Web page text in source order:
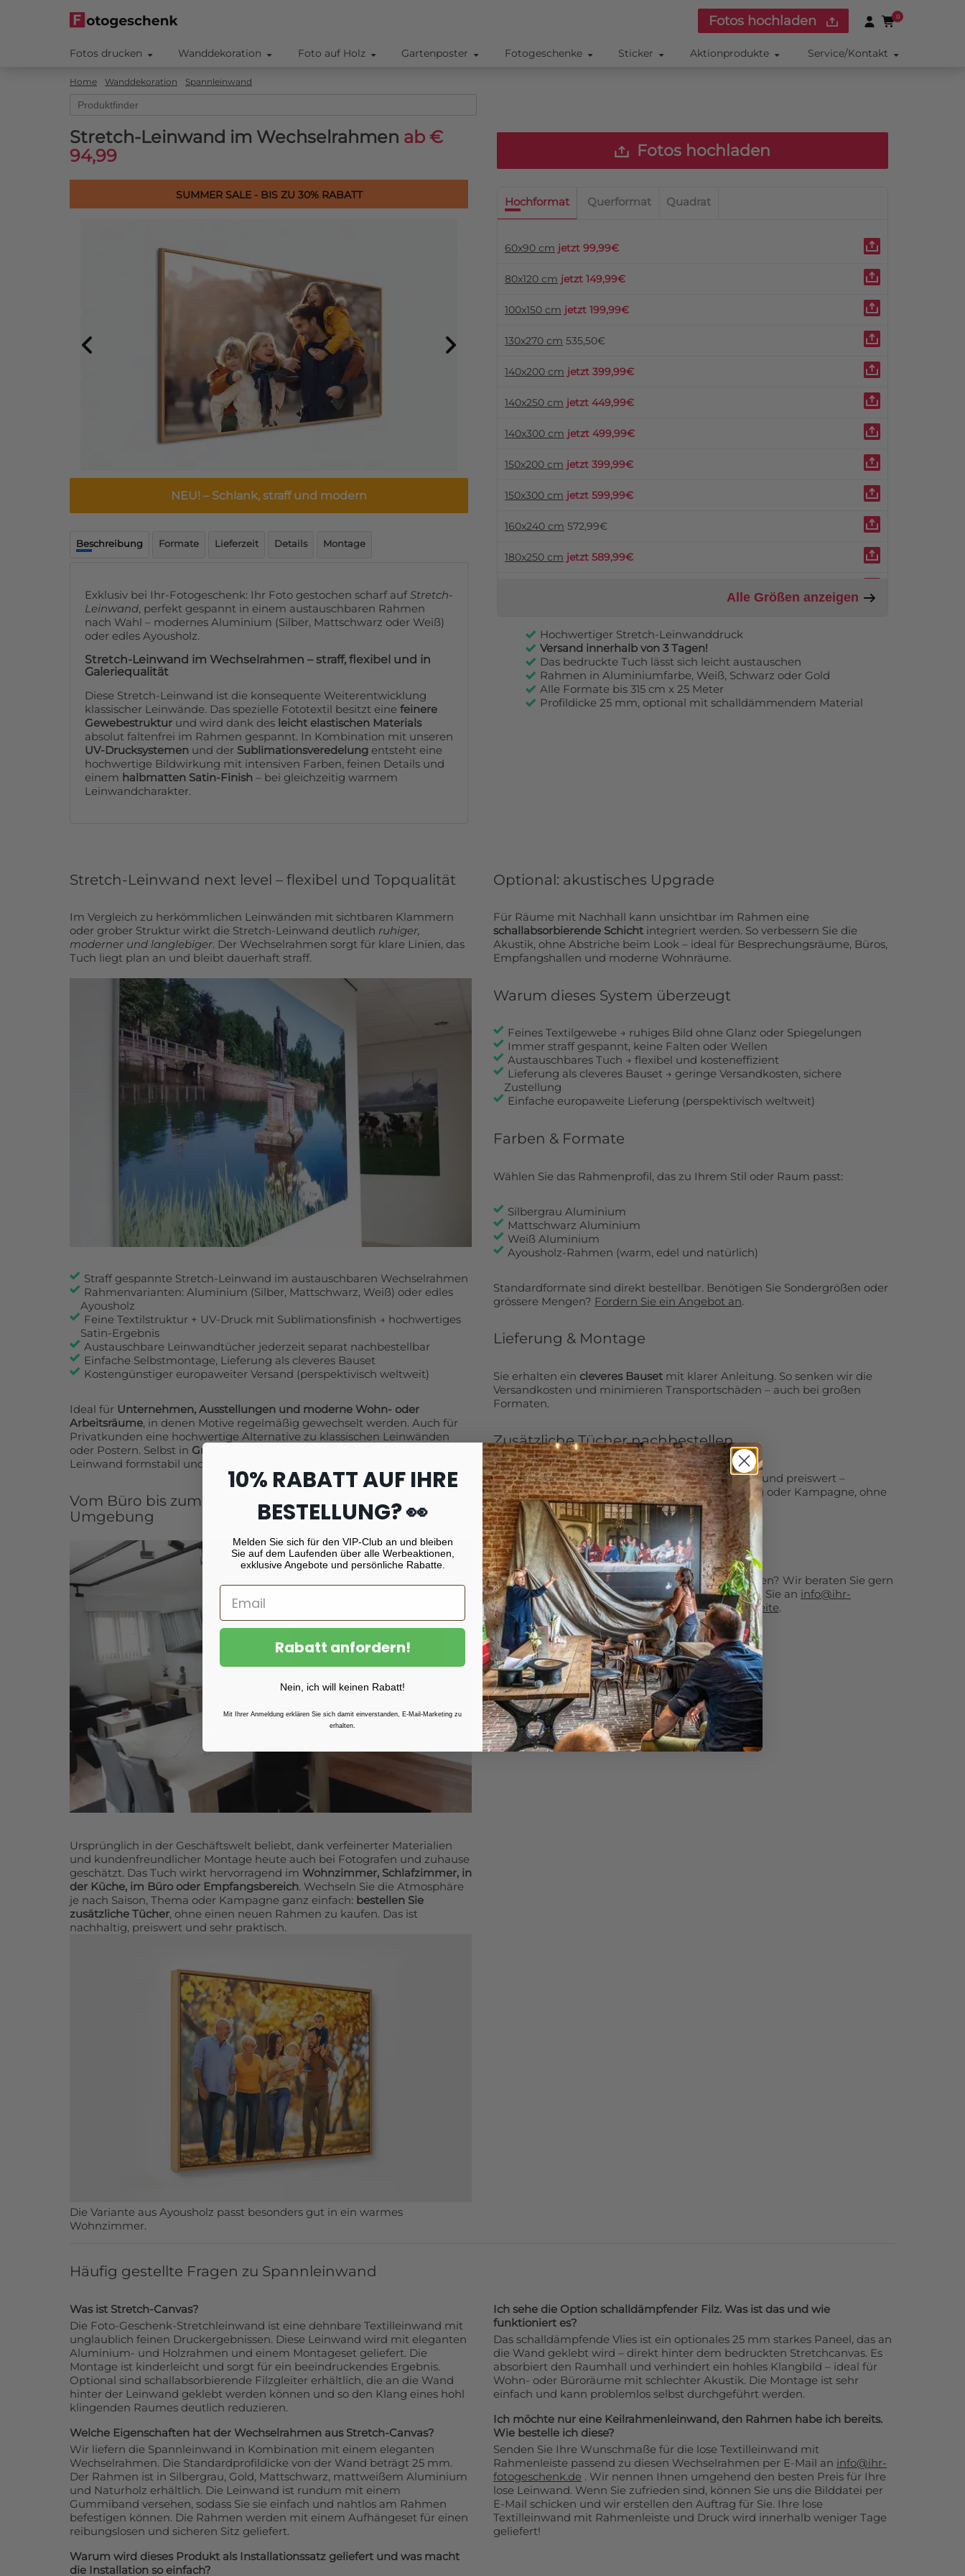
Fotos hochladen 0
Fotos drucken Wanddekoration Foto auf Holz Gartenposter Fotogeschenke Sticker Aktionprodukte Service/Kontakt
Home Wanddekoration Spannleinwand
Stretch-Leinwand im Wechselrahmen ab €
94,99
SUMMER SALE - BIS ZU 30% RABATT
NEU! – Schlank, straff und modern
Beschreibung Formate Lieferzeit Details Montage
Exklusiv bei Ihr-Fotogeschenk: Ihr Foto gestochen scharf aufStretch-
Leinwand, perfekt gespannt in einem austauschbaren Rahmen
nach Wahl – modernes Aluminium (Silber, Mattschwarz oder Weiß)
oder edles Ayousholz.
Stretch-Leinwand im Wechselrahmen – straff, flexibel und in
Galeriequalität
Diese Stretch-Leinwand ist die konsequente Weiterentwicklung
klassischer Leinwände. Das spezielle Fototextil besitzt eine feinere
Gewebestruktur und wird dank des leicht elastischen Materials
absolut faltenfrei im Rahmen gespannt. In Kombination mit unseren
UV-Drucksystemen und der Sublimationsveredelung entsteht eine
hochwertige Bildwirkung mit intensiven Farben, feinen Details und
einem halbmatten Satin-Finish – bei gleichzeitig warmem
Leinwandcharakter.
Fotos hochladen
Hochformat Querformat Quadrat
60x90 cm jetzt 99,99€
80x120 cm jetzt 149,99€
100x150 cm jetzt 199,99€
130x270 cm 535,50€
140x200 cm jetzt 399,99€
140x250 cm jetzt 449,99€
140x300 cm jetzt 499,99€
150x200 cm jetzt 399,99€
150x300 cm jetzt 599,99€
160x240 cm 572,99€
180x250 cm jetzt 589,99€
Alle Größen anzeigen
Hochwertiger Stretch-Leinwanddruck
Versand innerhalb von 3 Tagen!
Das bedruckte Tuch lässt sich leicht austauschen
Rahmen in Aluminiumfarbe, Weiß, Schwarz oder Gold
Alle Formate bis 315 cm x 25 Meter
Profildicke 25 mm, optional mit schalldämmendem Material
Stretch-Leinwand next level – flexibel und Topqualität
Im Vergleich zu herkömmlichen Leinwänden mit sichtbaren Klammern
oder grober Struktur wirkt die Stretch-Leinwand deutlich ruhiger,
moderner und langlebiger. Der Wechselrahmen sorgt für klare Linien, das
Tuch liegt plan an und bleibt dauerhaft straff.
Straff gespannte Stretch-Leinwand im austauschbaren Wechselrahmen
Rahmenvarianten: Aluminium (Silber, Mattschwarz, Weiß) oder edles
Ayousholz
Feine Textilstruktur + UV-Druck mit Sublimationsfinish → hochwertiges
Satin-Ergebnis
Austauschbare Leinwandtücher jederzeit separat nachbestellbar
Einfache Selbstmontage, Lieferung als cleveres Bauset
Kostengünstiger europaweiter Versand (perspektivisch weltweit)
Ideal für Unternehmen, Ausstellungen und moderne Wohn- oder
Arbeitsräume, in denen Motive regelmäßig gewechselt werden. Auch für
Privatkunden eine hochwertige Alternative zu klassischen Leinwänden
oder Postern. Selbst in Großformaten über 100×150 cm
Leinwand formstabil und perfekt gespannt.
Vom Büro bis zum Wohnzimmer – passt in jede
Umgebung
Ursprünglich in der Geschäftswelt beliebt, dank verfeinerter Materialien
und kundenfreundlicher Montage heute auch bei Fotografen und zuhause
geschätzt. Das Tuch wirkt hervorragend im Wohnzimmer, Schlafzimmer, in
der Küche, im Büro oder Empfangsbereich. Wechseln Sie die Atmosphäre
je nach Saison, Thema oder Kampagne ganz einfach: bestellen Sie
zusätzliche Tücher, ohne einen neuen Rahmen zu kaufen. Das ist
nachhaltig, preiswert und sehr praktisch.
Die Variante aus Ayousholz passt besonders gut in ein warmes
Wohnzimmer.
Optional: akustisches Upgrade
Für Räume mit Nachhall kann unsichtbar im Rahmen eine
schallabsorbierende Schicht integriert werden. So verbessern Sie die
Akustik, ohne Abstriche beim Look – ideal für Besprechungsräume, Büros,
Empfangshallen und moderne Wohnräume.
Warum dieses System überzeugt
Feines Textilgewebe → ruhiges Bild ohne Glanz oder Spiegelungen
Immer straff gespannt, keine Falten oder Wellen
Austauschbares Tuch → flexibel und kosteneffizient
Lieferung als cleveres Bauset → geringe Versandkosten, sichere
Zustellung
Einfache europaweite Lieferung (perspektivisch weltweit)
Farben & Formate
Wählen Sie das Rahmenprofil, das zu Ihrem Stil oder Raum passt:
Silbergrau Aluminium
Mattschwarz Aluminium
Weiß Aluminium
Ayousholz-Rahmen (warm, edel und natürlich)
Standardformate sind direkt bestellbar. Benötigen Sie Sondergrößen oder
grössere Mengen? Fordern Sie ein Angebot an.
Lieferung & Montage
Sie erhalten ein cleveres Bauset mit klarer Anleitung. So senken wir die
Versandkosten und minimieren Transportschäden – auch bei großen
Formaten.
Zusätzliche Tücher nachbestellen
Weitere Fototücher können Sie jederzeit – schnell und preiswert –
nachbestellen. So wechseln Sie Saison, Ausstellung oder Kampagne, ohne
ein komplettes Produkt neu zu kaufen.
Mehr Informationen oder Beratung?
Fragen zu Rahmen, Formaten oder Akustikoptionen? Wir beraten Sie gern
– für private und geschäftliche Projekte. Schreiben Sie an info@ihr-
fotogeschenk.deoder nutzen Sie unsereKontaktseite.
Häufig gestellte Fragen zu Spannleinwand
Was ist Stretch-Canvas?
Die Foto-Geschenk-Stretchleinwand ist eine dehnbare Textilleinwand mit
unglaublich feinen Druckergebnissen. Diese Leinwand wird mit eleganten
Aluminium- und Holzrahmen und einem Montageset geliefert. Die
Montage ist kinderleicht und sorgt für ein beeindruckendes Ergebnis.
Optional sind schallabsorbierende Filzgleiter erhältlich, die an die Wand
hinter der Leinwand geklebt werden können und so den Klang eines hohl
klingenden Raumes deutlich reduzieren.
Welche Eigenschaften hat der Wechselrahmen aus Stretch-Canvas?
Wir liefern die Spannleinwand in Kombination mit einem eleganten
Wechselrahmen. Die Standardprofildicke von der Wand beträgt 25 mm.
Der Rahmen ist in Silbergrau, Gold, Mattschwarz, mattweißem Aluminium
und Naturholz erhältlich. Die Leinwand ist rundum mit einem
Gummiband versehen, sodass Sie sie einfach und nahtlos am Rahmen
befestigen können. Die Rahmen werden mit einem Aufhängeset für einen
reibungslosen und sicheren Sitz geliefert.
Warum wird dieses Produkt als Installationssatz geliefert und was macht
die Installation so einfach?
Ich sehe die Option schalldämpfender Filz. Was ist das und wie
funktioniert es?
Das schalldämpfende Vlies ist ein optionales 25 mm starkes Paneel, das an
die Wand geklebt wird – direkt hinter dem bedruckten Stretchcanvas. Es
absorbiert den Raumhall und verhindert ein hohles Klangbild – ideal für
Wohn- oder Büroräume mit schlechter Akustik. Die Montage ist sehr
einfach und kann problemlos selbst durchgeführt werden.
Ich möchte nur eine Keilrahmenleinwand, den Rahmen habe ich bereits.
Wie bestelle ich diese?
Senden Sie Ihre Wunschmaße für die lose Textilleinwand mit
Rahmenleiste passend zu diesen Wechselrahmen per E-Mail an info@ihr-
fotogeschenk.de . Wir nennen Ihnen umgehend den besten Preis für Ihre
lose Leinwand. Wenn Sie zufrieden sind, können Sie uns die Bilddatei per
E-Mail schicken und wir erstellen den Auftrag für Sie. Ihre lose
Textilleinwand mit Rahmenleiste und Druck wird innerhalb weniger Tage
geliefert!
10% RABATT AUF IHRE
BESTELLUNG? 👀
Melden Sie sich für den VIP-Club an und bleiben
Sie auf dem Laufenden über alle Werbeaktionen,
exklusive Angebote und persönliche Rabatte.
Rabatt anfordern!
Nein, ich will keinen Rabatt!
Mit Ihrer Anmeldung erklären Sie sich damit einverstanden, E-Mail-Marketing zu
erhalten.